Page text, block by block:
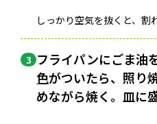
しっかり空気を抜くと、割
3 フライパンにごま油
色がついたら、照り
めながら焼く。皿に